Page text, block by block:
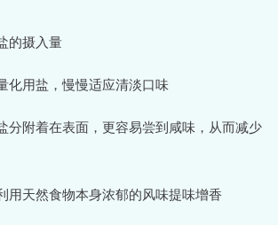
的摄入量
化用盐，慢慢适应清淡口味
分附着在表面，更容易尝到咸味，从而减少
用天然食物本身浓郁的风味提味增香